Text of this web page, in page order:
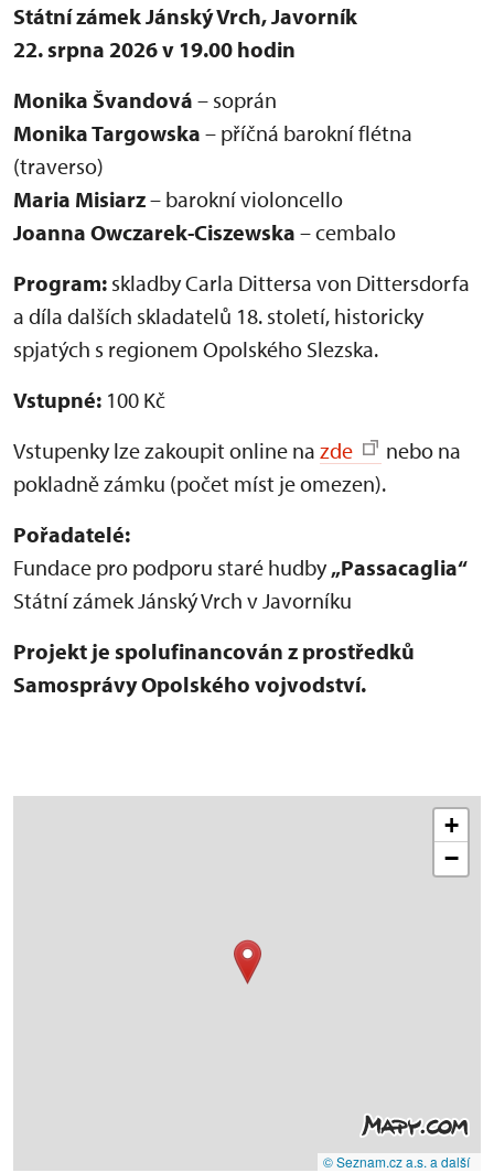
Státní zámek Jánský Vrch, Javorník
22. srpna 2026 v 19.00 hodin
Monika Švandová – soprán
Monika Targowska – příčná barokní flétna
(traverso)
Maria Misiarz– barokní violoncello
Joanna Owczarek-Ciszewska – cembalo
Program: skladby Carla Dittersa von Dittersdorfa
a díla dalších skladatelů 18. století, historicky
spjatých s regionem Opolského Slezska.
Vstupné: 100 Kč
Vstupenky lze zakoupit online na zde
nebo na
pokladně zámku (počet míst je omezen).
Pořadatelé:
Fundace pro podporu staré hudby „Passacaglia“
Státní zámek Jánský Vrch v Javorníku
Projekt je spolufinancován z prostředků
Samosprávy Opolského vojvodství.
+
−
© Seznam.cz a.s. a další